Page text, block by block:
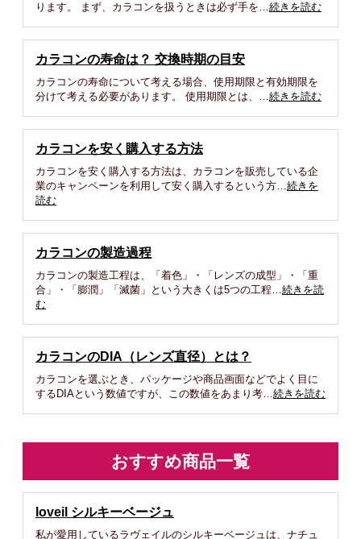
ります。 まず、カラコンを扱うときは必ず手を…続きを読む
カラコンの寿命は？ 交換時期の目安
カラコンの寿命について考える場合、使用期限と有効期限を
分けて考える必要があります。 使用期限とは、…続きを読む
カラコンを安く購入する方法
カラコンを安く購入する方法は、カラコンを販売している企
業のキャンペーンを利用して安く購入するという方…続きを
読む
カラコンの製造過程
カラコンの製造工程は、「着色」・「レンズの成型」・「重
合」・「膨潤」「滅菌」という大きくは5つの工程…続きを読
む
カラコンのDIA（レンズ直径）とは？
カラコンを選ぶとき、パッケージや商品画面などでよく目に
するDIAという数値ですが、この数値をあまり考…続きを読む
おすすめ商品一覧
loveil シルキーベージュ
私が愛用しているラヴェイルのシルキーベージュは、ナチュ